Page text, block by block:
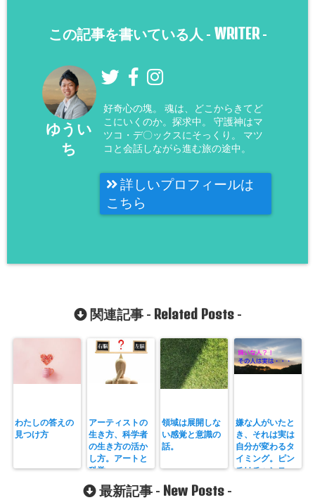
この記事を書いている人 - WRITER-
ゆうい
ち
好奇心の塊。 魂は、どこからきてど
こにいくのか。探求中。 守護神はマ
ツコ・デ〇ックスにそっくり。 マツ
コと会話しながら進む旅の途中。
詳しいプロフィールは
こちら
関連記事 - Related Posts-
わたしの答えの
見つけ方
アーティストの
生き方、科学者
の生き方の活か
し方。アートと
科学。
領域は展開しな
い感覚と意識の
話。
嫌な人がいたと
き、それは実は
自分が変わるタ
イミング。ピン
チはチャンス
最新記事 - New Posts -